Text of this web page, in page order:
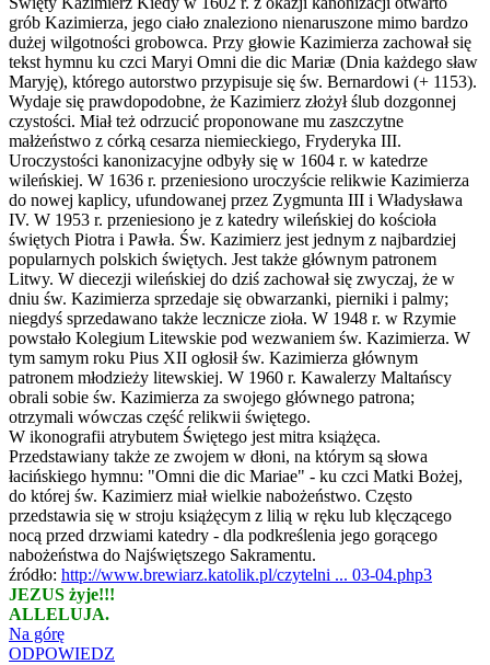
grób Kazimierza, jego ciało znaleziono nienaruszone mimo bardzo
dużej wilgotności grobowca. Przy głowie Kazimierza zachował się
tekst hymnu ku czci Maryi Omni die dic Mariæ (Dnia każdego sław
Maryję), którego autorstwo przypisuje się św. Bernardowi (+ 1153).
Wydaje się prawdopodobne, że Kazimierz złożył ślub dozgonnej
czystości. Miał też odrzucić proponowane mu zaszczytne
małżeństwo z córką cesarza niemieckiego, Fryderyka III.
Uroczystości kanonizacyjne odbyły się w 1604 r. w katedrze
wileńskiej. W 1636 r. przeniesiono uroczyście relikwie Kazimierza
do nowej kaplicy, ufundowanej przez Zygmunta III i Władysława
IV. W 1953 r. przeniesiono je z katedry wileńskiej do kościoła
świętych Piotra i Pawła. Św. Kazimierz jest jednym z najbardziej
popularnych polskich świętych. Jest także głównym patronem
Litwy. W diecezji wileńskiej do dziś zachował się zwyczaj, że w
dniu św. Kazimierza sprzedaje się obwarzanki, pierniki i palmy;
niegdyś sprzedawano także lecznicze zioła. W 1948 r. w Rzymie
powstało Kolegium Litewskie pod wezwaniem św. Kazimierza. W
tym samym roku Pius XII ogłosił św. Kazimierza głównym
patronem młodzieży litewskiej. W 1960 r. Kawalerzy Maltańscy
obrali sobie św. Kazimierza za swojego głównego patrona;
otrzymali wówczas część relikwii świętego.
W ikonografii atrybutem Świętego jest mitra książęca.
Przedstawiany także ze zwojem w dłoni, na którym są słowa
łacińskiego hymnu: "Omni die dic Mariae" - ku czci Matki Bożej,
do której św. Kazimierz miał wielkie nabożeństwo. Często
przedstawia się w stroju książęcym z lilią w ręku lub klęczącego
nocą przed drzwiami katedry - dla podkreślenia jego gorącego
nabożeństwa do Najświętszego Sakramentu.
źródło: http://www.brewiarz.katolik.pl/czytelni ... 03-04.php3
JEZUS żyje!!!
ALLELUJA.
Na górę
ODPOWIEDZ